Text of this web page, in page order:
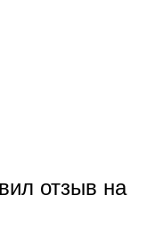
отзыв на